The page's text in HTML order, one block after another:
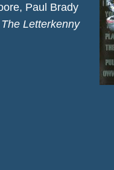
Paul Brady
The Letterkenny